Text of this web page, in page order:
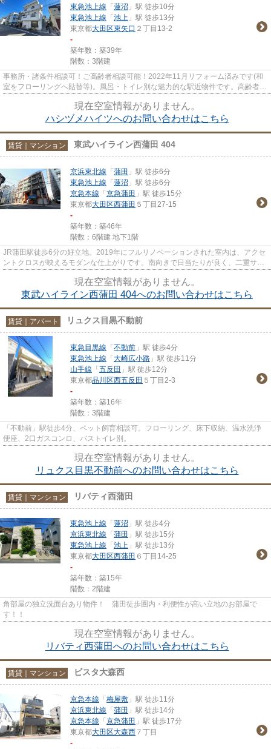
東急池上線 「 蓮沼 」駅 徒歩10分
東急池上線 「 池上 」駅 徒歩13分
東京都大田区東矢口 ２丁目13-2
-
築年数：築39年
階数：3階建
事務所・諸条件相談可！ご高齢者相談可能！2022年11月リフォーム済みです(和
室をフローリングへ貼替等)。風呂・トイレ別な魅力的な駅近物件です。高齢者の
現在空室情報がありません。
ハシヅメハイツへのお問い合わせはこちら
賃貸｜マンション 東武ハイライン西蒲田 404
京浜東北線 「 蒲田 」駅 徒歩6分
東急池上線 「 蓮沼 」駅 徒歩6分
京急本線 「 京急蒲田 」駅 徒歩15分
東京都大田区西蒲田 ５丁目27-15
-
築年数：築46年
階数：6階建 地下1階
JR蒲田駅徒歩6分の好立地。2019年にフルリノベーションされた室内は、アクセ
ントクロスが映えるモダンな仕上がりです。南向きで日当たりが良く、二重サッ
現在空室情報がありません。
東武ハイライン西蒲田 404へのお問い合わせはこちら
賃貸｜アパート リュクス目黒不動前
東急目黒線 「 不動前 」駅 徒歩4分
東急池上線 「 大崎広小路 」駅 徒歩11分
山手線 「 五反田 」駅 徒歩12分
東京都品川区西五反田 ５丁目2-3
-
築年数：築16年
階数：3階建
「不動前」駅徒歩4分、ペット飼育相談可。フローリング、床下収納、温水洗浄
便座、2口ガスコンロ、バストイレ別。
現在空室情報がありません。
リュクス目黒不動前へのお問い合わせはこちら
賃貸｜マンション リバティ西蒲田
東急池上線 「 蓮沼 」駅 徒歩4分
京浜東北線 「 蒲田 」駅 徒歩15分
東急池上線 「 池上 」駅 徒歩13分
東京都大田区西蒲田 ６丁目14-25
-
築年数：築15年
階数：2階建
角部屋の独立洗面台あり物件！ 蒲田徒歩圏内・利便性が高い立地のお部屋で
す！！
現在空室情報がありません。
リバティ西蒲田へのお問い合わせはこちら
賃貸｜マンション ビスタ大森西
京急本線 「 梅屋敷 」駅 徒歩11分
京浜東北線 「 蒲田 」駅 徒歩14分
京急本線 「 京急蒲田 」駅 徒歩17分
東京都大田区大森西 ７丁目
-